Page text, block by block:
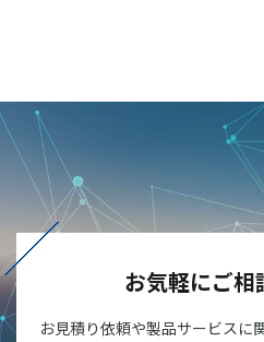
お気軽にご相
お見積り依頼や製品サービスに